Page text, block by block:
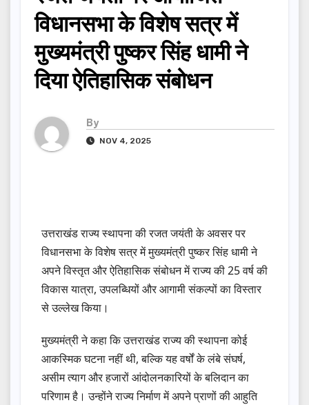
विधानसभा के विशेष सत्र में
मुख्यमंत्री पुष्कर सिंह धामी ने
दिया ऐतिहासिक संबोधन
By
NOV 4, 2025
उत्तराखंड राज्य स्थापना की रजत जयंती के अवसर पर
विधानसभा के विशेष सत्र में मुख्यमंत्री पुष्कर सिंह धामी ने
अपने विस्तृत और ऐतिहासिक संबोधन में राज्य की 25 वर्ष की
विकास यात्रा, उपलब्धियों और आगामी संकल्पों का विस्तार
से उल्लेख किया।
मुख्यमंत्री ने कहा कि उत्तराखंड राज्य की स्थापना कोई
आकस्मिक घटना नहीं थी, बल्कि यह वर्षों के लंबे संघर्ष,
असीम त्याग और हजारों आंदोलनकारियों के बलिदान का
परिणाम है। उन्होंने राज्य निर्माण में अपने प्राणों की आहुति